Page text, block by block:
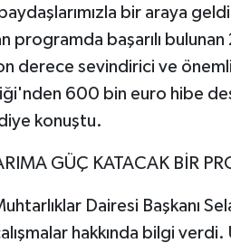
paydaşlarımızla bir araya
programda başarılı
derece sevindirici ve
600 bin euro hibe
konuştu.
GÜÇ KATACAK BİR
Dairesi Başkanı
hakkında bilgi verdi.